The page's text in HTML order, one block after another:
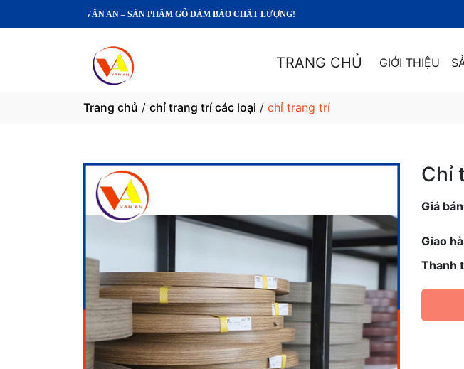
GỖ VĂN AN – SẢN PHẨM GỖ ĐẢM BẢO CHẤT LƯỢNG!
TRANG CHỦ GIỚI THIỆU
Trang chủ / chỉ trang trí các loại / chỉ trang trí
Chỉ
Giá
Giao
Thanh